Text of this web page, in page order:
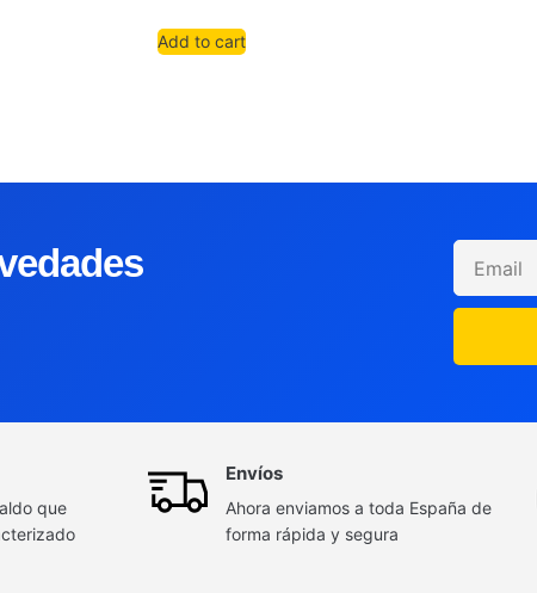
Add to cart
que
Envíos
Ahora enviamos a toda España de
forma rápida y segura